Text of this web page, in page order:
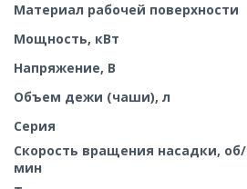
Материал рабочей поверхности
Мощность, кВт
Напряжение, В
Объем дежи (чаши), л
Серия
Скорость вращения насадки, об/
мин